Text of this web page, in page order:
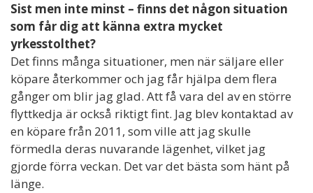
Sist men inte minst – finns det någon situation
som får dig att känna extra mycket
yrkesstolthet?
Det finns många situationer, men när säljare eller
köpare återkommer och jag får hjälpa dem flera
gånger om blir jag glad. Att få vara del av en större
flyttkedja är också riktigt fint. Jag blev kontaktad av
en köpare från 2011, som ville att jag skulle
förmedla deras nuvarande lägenhet, vilket jag
gjorde förra veckan. Det var det bästa som hänt på
länge.